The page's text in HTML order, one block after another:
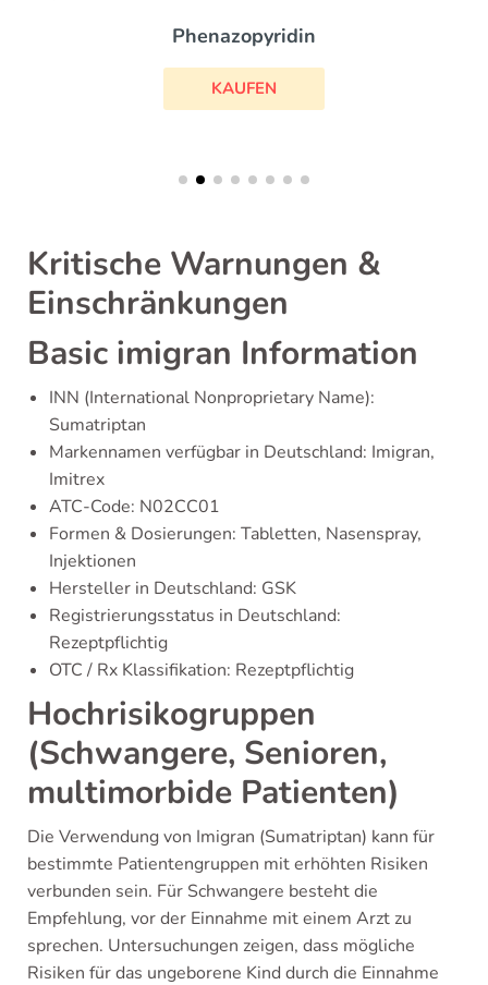
Phenazopyridin
KAUFEN
Kritische Warnungen &
Einschränkungen
Basic imigran Information
INN (International Nonproprietary Name):
Sumatriptan
Markennamen verfügbar in Deutschland: Imigran,
Imitrex
ATC-Code: N02CC01
Formen & Dosierungen: Tabletten, Nasenspray,
Injektionen
Hersteller in Deutschland: GSK
Registrierungsstatus in Deutschland:
Rezeptpflichtig
OTC / Rx Klassifikation: Rezeptpflichtig
Hochrisikogruppen
(Schwangere, Senioren,
multimorbide Patienten)
Die Verwendung von Imigran (Sumatriptan) kann für
bestimmte Patientengruppen mit erhöhten Risiken
verbunden sein. Für Schwangere besteht die
Empfehlung, vor der Einnahme mit einem Arzt zu
sprechen. Untersuchungen zeigen, dass mögliche
Risiken für das ungeborene Kind durch die Einnahme